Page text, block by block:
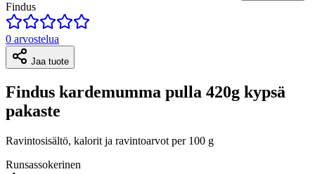
Findus
0 arvostelua
Jaa tuote
Findus kardemumma pulla 420g kypsä
pakaste
Ravintosisältö, kalorit ja ravintoarvot per 100 g
Runsassokerinen